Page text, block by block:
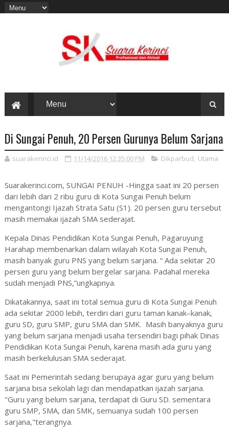
Di Sungai Penuh, 20 Persen Gurunya Belum Sarjana
suarakerinci.id 11/14/2016 12:35:00 PM Dikparbud, Utama
Suarakerinci.com, SUNGAI PENUH -Hingga saat ini 20 persen
dari lebih dari 2 ribu guru di Kota Sungai Penuh belum
mengantongi Ijazah Strata Satu (S1). 20 persen guru tersebut
masih memakai ijazah SMA sederajat.
Kepala Dinas Pendidikan Kota Sungai Penuh, Pagaruyung
Harahap membenarkan dalam wilayah Kota Sungai Penuh,
masih banyak guru PNS yang belum sarjana. “ Ada sekitar 20
persen guru yang belum bergelar sarjana. Padahal mereka
sudah menjadi PNS,”ungkapnya.
Dikatakannya, saat ini total semua guru di Kota Sungai Penuh
ada sekitar 2000 lebih, terdiri dari guru taman kanak–kanak,
guru SD, guru SMP, guru SMA dan SMK. Masih banyaknya guru
yang belum sarjana menjadi usaha tersendiri bagi pihak Dinas
Pendidikan Kota Sungai Penuh, karena masih ada guru yang
masih berkelulusan SMA sederajat.
Saat ini Pemerintah sedang berupaya agar guru yang belum
sarjana bisa sekolah lagi dan mendapatkan ijazah sarjana.
"Guru yang belum sarjana, terdapat di Guru SD. sementara
guru SMP, SMA, dan SMK, semuanya sudah 100 persen
sarjana,"terangnya.